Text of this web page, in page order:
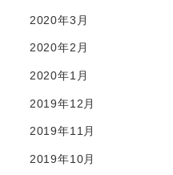
2020年3月
2020年2月
2020年1月
2019年12月
2019年11月
2019年10月